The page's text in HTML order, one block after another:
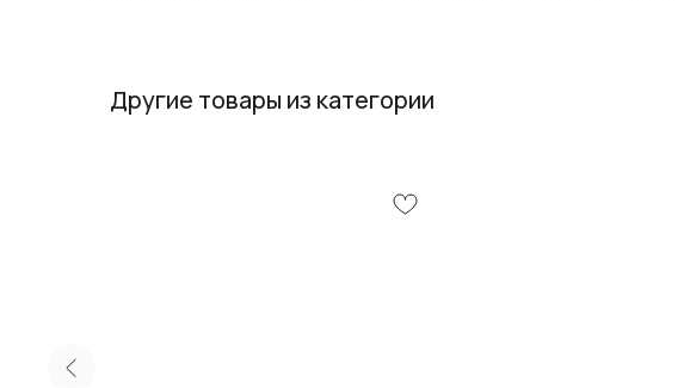
Другие товары из категории